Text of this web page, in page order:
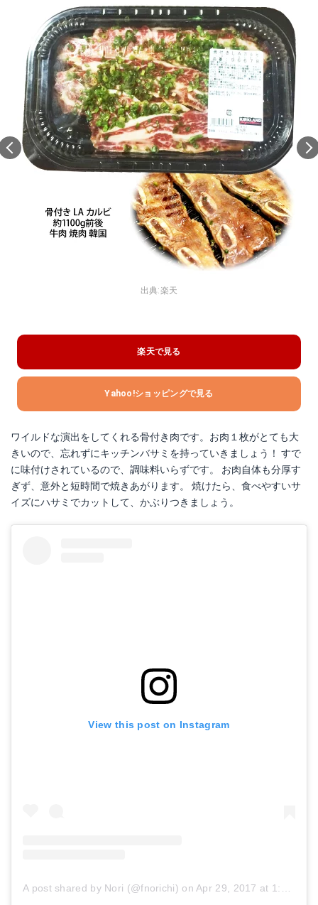
出典:楽天
楽天で見る
Yahoo!ショッピングで見る
ワイルドな演出をしてくれる骨付き肉です。お肉１枚がとても大
きいので、忘れずにキッチンバサミを持っていきましょう！ すで
に味付けされているので、調味料いらずです。 お肉自体も分厚す
ぎず、意外と短時間で焼きあがります。 焼けたら、食べやすいサ
イズにハサミでカットして、かぶりつきましょう。
View this post on Instagram
A post shared by Nori (@fnorichi) onApr 29, 2017 at 1:51am PDT